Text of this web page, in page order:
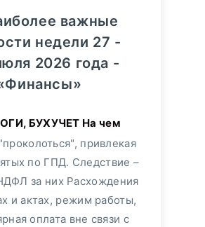
важные
недели 27 -
2026 года -
привлекая
по ГПД. Следствие –
за них Расхождения
и актах, режим работы,
оплата вне связи с